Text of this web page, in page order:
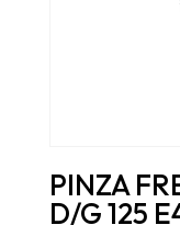
PINZA
D/G 125